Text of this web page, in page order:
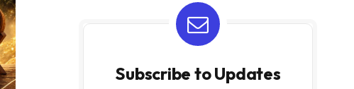
Subscribe to Updates